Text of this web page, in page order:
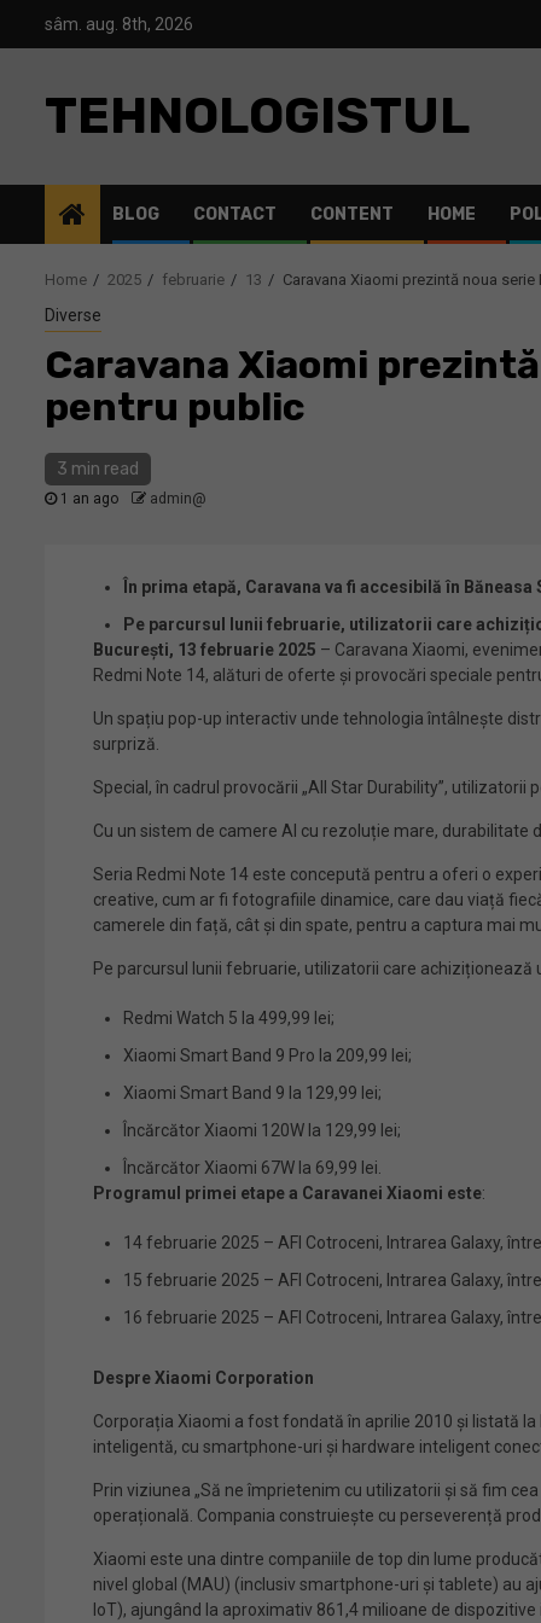
sâm. aug. 8th, 2026
TEHNOLOGISTUL
BLOG CONTACT CONTENT HOME
Home 2025 februarie 13 Caravana Xiaomi prezintă noua
Diverse
Caravana Xiaomi
pentru public
3 min read
1 an ago admin@
În prima etapă, Caravana va fi accesibilă în
Pe parcursul lunii februarie, utilizatorii care
București, 13 februarie 2025 – Caravana Xiaomi,
Redmi Note 14, alături de oferte și provocări speciale
Un spațiu pop-up interactiv unde tehnologia întâlnește
surpriză.
Special, în cadrul provocării „All Star Durability”,
Cu un sistem de camere AI cu rezoluție mare, durabilitate
Seria Redmi Note 14 este concepută pentru a oferi o
creative, cum ar fi fotografiile dinamice, care dau viață
camerele din față, cât și din spate, pentru a captura mai
Pe parcursul lunii februarie, utilizatorii care achiziționează
Redmi Watch 5 la 499,99 lei;
Xiaomi Smart Band 9 Pro la 209,99 lei;
Xiaomi Smart Band 9 la 129,99 lei;
Încărcător Xiaomi 120W la 129,99 lei;
Încărcător Xiaomi 67W la 69,99 lei.
Programul primei etape a Caravanei Xiaomi este:
14 februarie 2025 – AFI Cotroceni, Intrarea Galaxy,
15 februarie 2025 – AFI Cotroceni, Intrarea Galaxy,
16 februarie 2025 – AFI Cotroceni, Intrarea Galaxy,
Despre Xiaomi Corporation
Corporația Xiaomi a fost fondată în aprilie 2010 și listată
inteligentă, cu smartphone-uri și hardware inteligent
Prin viziunea „Să ne împrietenim cu utilizatorii și să fim
operațională. Compania construiește cu perseverență
Xiaomi este una dintre companiile de top din lume
nivel global (MAU) (inclusiv smartphone-uri și tablete) au
IoT), ajungând la aproximativ 861,4 milioane de